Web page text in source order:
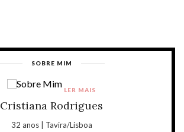
SOBRE MIM
Cristiana Rodrigues
32 anos | Tavira/Lisboa
LER MAIS